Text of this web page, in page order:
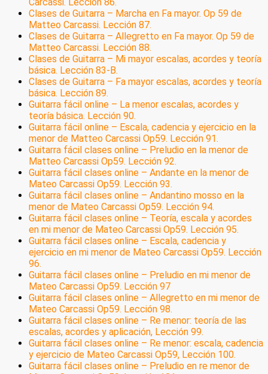
Clases de Guitarra – Marcha en Fa mayor. Op 59 de
Matteo Carcassi. Lección 87.
Clases de Guitarra – Allegretto en Fa mayor. Op 59 de
Matteo Carcassi. Lección 88.
Clases de Guitarra – Mi mayor escalas, acordes y teoría
básica. Lección 83-B.
Clases de Guitarra – Fa mayor escalas, acordes y teoría
básica. Lección 89.
Guitarra fácil online – La menor escalas, acordes y
teoría básica. Lección 90.
Guitarra fácil online – Escala, cadencia y ejercicio en la
menor de Matteo Carcassi Op59. Lección 91.
Guitarra fácil clases online – Preludio en la menor de
Matteo Carcassi Op59. Lección 92.
Guitarra fácil clases online – Andante en la menor de
Mateo Carcassi Op59. Lección 93.
Guitarra fácil clases online – Andantino mosso en la
menor de Mateo Carcassi Op59. Lección 94.
Guitarra fácil clases online – Teoría, escala y acordes
en mi menor de Mateo Carcassi Op59. Lección 95.
Guitarra fácil clases online – Escala, cadencia y
ejercicio en mi menor de Mateo Carcassi Op59. Lección
96.
Guitarra fácil clases online – Preludio en mi menor de
Mateo Carcassi Op59. Lección 97
Guitarra fácil clases online – Allegretto en mi menor de
Mateo Carcassi Op59. Lección 98.
Guitarra fácil clases online – Re menor: teoría de las
escalas, acordes y aplicación, Lección 99.
Guitarra fácil clases online – Re menor: escala, cadencia
y ejercicio de Mateo Carcassi Op59, Lección 100.
Guitarra fácil clases online – Preludio en re menor de